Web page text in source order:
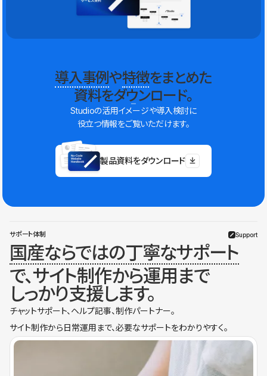
導入事例や特徴をまとめた
資料をダウンロード。
Studioの活用イメージや導入検討に
役立つ情報をご覧いただけます。
製品資料をダウンロード
サポート体制 Support
国産ならではの丁寧なサポート
で、サイト制作から運用まで
しっかり支援します。
チャットサポート、ヘルプ記事、制作パートナー。
サイト制作から日常運用まで、必要なサポートをわかりやすく。